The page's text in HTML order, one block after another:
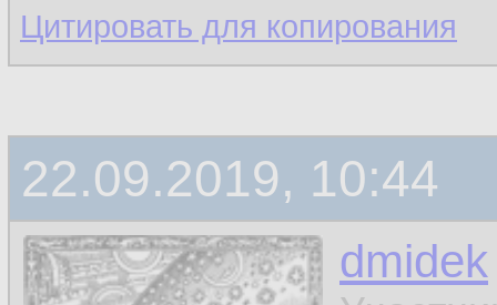
Цитировать для копирования
22.09.2019, 10:44
dmidek